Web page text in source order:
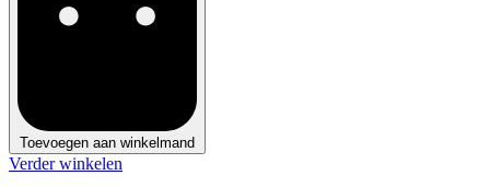
Toevoegen aan winkelmand
Verder winkelen